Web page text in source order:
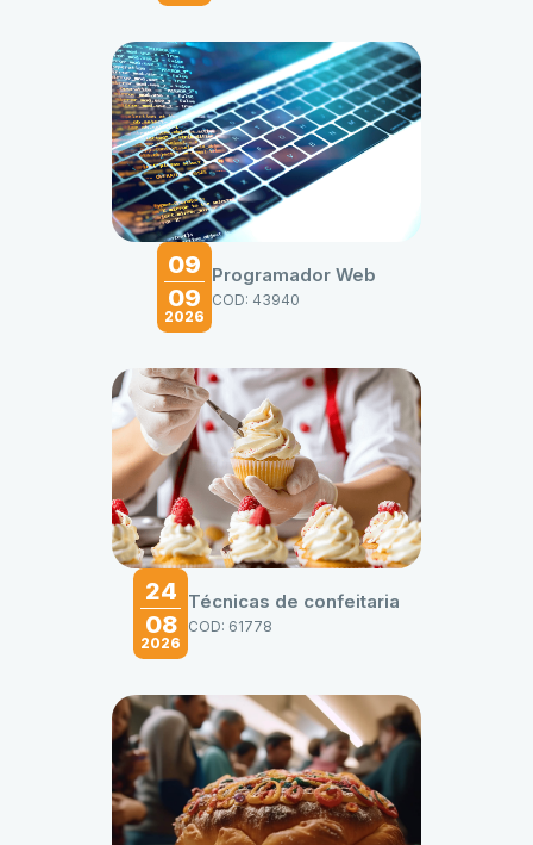
09
09
2026
Programador Web
COD: 43940
24
08
2026
Técnicas de confeitaria
COD: 61778